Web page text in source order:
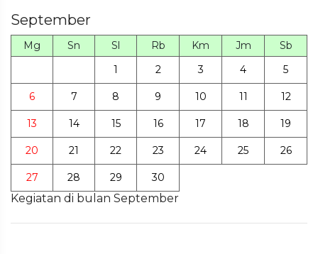
September
Mg Sn Sl Rb Km Jm
Sb
1
2 3 4 5
6 7 8 9 10 11 12
13 14 15 16 17 18 19
20 21 22 23 24 25 26
27 28 29 30
Kegiatan di bulan September